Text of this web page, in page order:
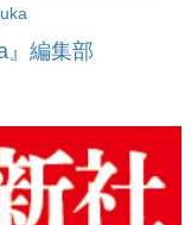
編集部